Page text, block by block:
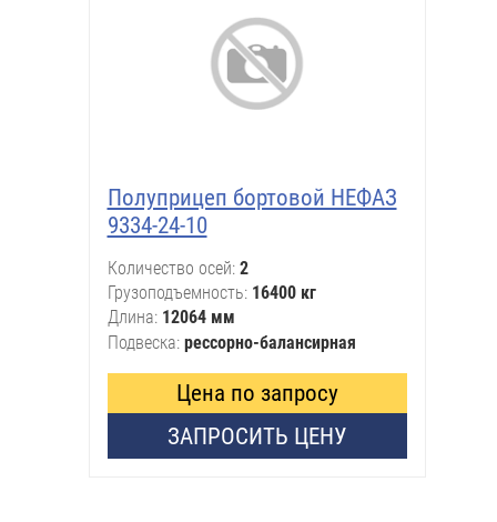
Полуприцеп бортовой НЕФАЗ
9334-24-10
Количество осей 2
Грузоподъемность 16400 кг
Длина 12064 мм
Подвеска рессорно-балансирная
Цена по запросу
ЗАПРОСИТЬ ЦЕНУ